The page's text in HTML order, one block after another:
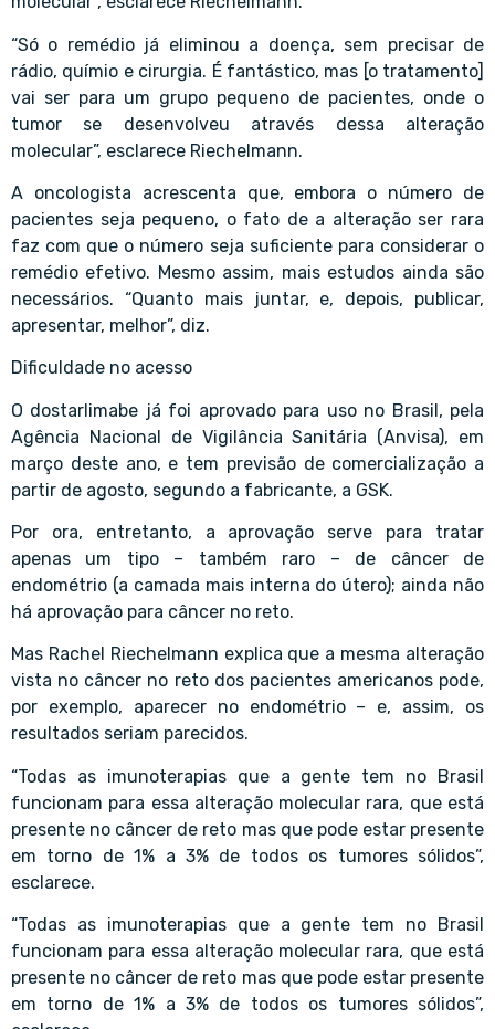
“Só o remédio já eliminou a doença, sem precisar de
rádio, químio e cirurgia. É fantástico, mas [o tratamento]
vai ser para um grupo pequeno de pacientes, onde o
tumor se desenvolveu através dessa alteração
molecular”, esclarece Riechelmann.
A oncologista acrescenta que, embora o número de
pacientes seja pequeno, o fato de a alteração ser rara
faz com que o número seja suficiente para considerar o
remédio efetivo. Mesmo assim, mais estudos ainda são
necessários. “Quanto mais juntar, e, depois, publicar,
apresentar, melhor”, diz.
Dificuldade no acesso
O dostarlimabe já foi aprovado para uso no Brasil, pela
Agência Nacional de Vigilância Sanitária (Anvisa), em
março deste ano, e tem previsão de comercialização a
partir de agosto, segundo a fabricante, a GSK.
Por ora, entretanto, a aprovação serve para tratar
apenas um tipo – também raro – de câncer de
endométrio (a camada mais interna do útero); ainda não
há aprovação para câncer no reto.
Mas Rachel Riechelmann explica que a mesma alteração
vista no câncer no reto dos pacientes americanos pode,
por exemplo, aparecer no endométrio – e, assim, os
resultados seriam parecidos.
“Todas as imunoterapias que a gente tem no Brasil
funcionam para essa alteração molecular rara, que está
presente no câncer de reto mas que pode estar presente
em torno de 1% a 3% de todos os tumores sólidos”,
esclarece.
“Todas as imunoterapias que a gente tem no Brasil
funcionam para essa alteração molecular rara, que está
presente no câncer de reto mas que pode estar presente
em torno de 1% a 3% de todos os tumores sólidos”,